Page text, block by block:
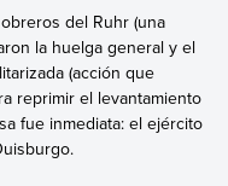
del Ruhr (una
la huelga general y el
(acción que
reprimir el levantamiento
fue inmediata: el ejército